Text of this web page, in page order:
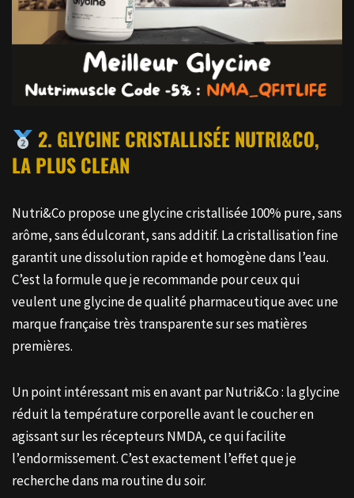
2. GLYCINE CRISTALLISÉE NUTRI&CO,
LA PLUS CLEAN
Nutri&Co propose une glycine cristallisée 100% pure, sans
arôme, sans édulcorant, sans additif. La cristallisation fine
garantit une dissolution rapide et homogène dans l’eau.
C’est la formule que je recommande pour ceux qui
veulent une glycine de qualité pharmaceutique avec une
marque française très transparente sur ses matières
premières.
Un point intéressant mis en avant par Nutri&Co : la glycine
réduit la température corporelle avant le coucher en
agissant sur les récepteurs NMDA, ce qui facilite
l’endormissement. C’est exactement l’effet que je
recherche dans ma routine du soir.